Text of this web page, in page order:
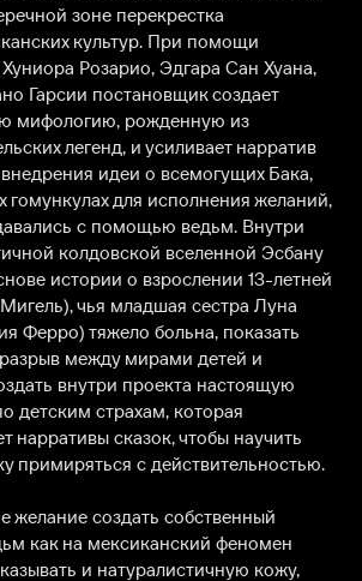
зоне перекрестка
культур. При помощи
Розарио, Эдгара Сан Хуана,
Гарсии постановщик создает
мифологию, рожденную из
легенд, и усиливает нарратив
идеи о всемогущих Бака,
гомункулах для исполнения желаний,
с помощью ведьм. Внутри
колдовской вселенной Эсбану
истории о взрослении 13-летней
чья младшая сестра Луна
Ферро) тяжело больна, показать
между мирами детей и
внутри проекта настоящую
детским страхам, которая
нарративы сказок, чтобы научить
примиряться с действительностью.
желание создать собственный
как на мексиканский феномен
и натуралистичную кожу,